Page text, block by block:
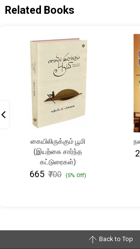
Related Books
கையிலிருக்கும் பூமி
(இயற்கை சார்ந்த
கட்டுரைகள்)
₹665 ₹700 (5% Off)
Back to Top